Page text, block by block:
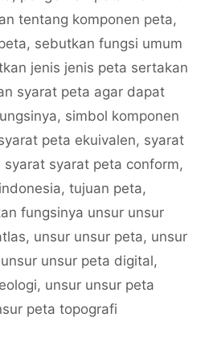
tentang komponen peta,
, sebutkan fungsi umum
jenis jenis peta sertakan
syarat peta agar dapat
, simbol komponen
peta ekuivalen, syarat
syarat syarat peta conform,
, tujuan peta,
fungsinya unsur unsur
, unsur unsur peta, unsur
unsur unsur peta digital,
, unsur unsur peta
peta topografi